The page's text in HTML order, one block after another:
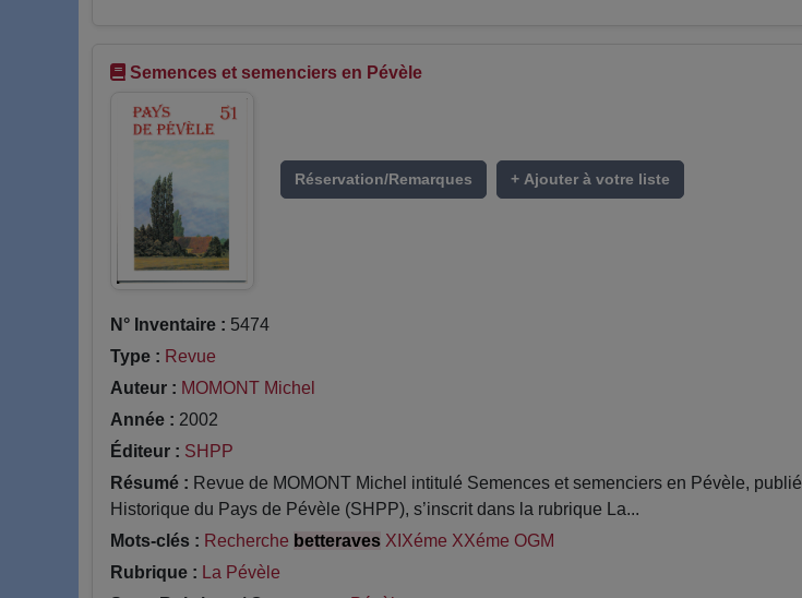
Semences et semenciers en Pévèle
Réservation/Remarques + Ajouter à votre liste
N° Inventaire : 5474
Type : Revue
Auteur : MOMONT Michel
Année : 2002
Éditeur : SHPP
Résumé : Revue de MOMONT Michel intitulé Semences et semenciers en Pévèle,
Historique du Pays de Pévèle (SHPP), s’inscrit dans la rubrique La...
Mots-clés : Recherche betteraves XIXéme XXéme OGM
Rubrique : La Pévèle